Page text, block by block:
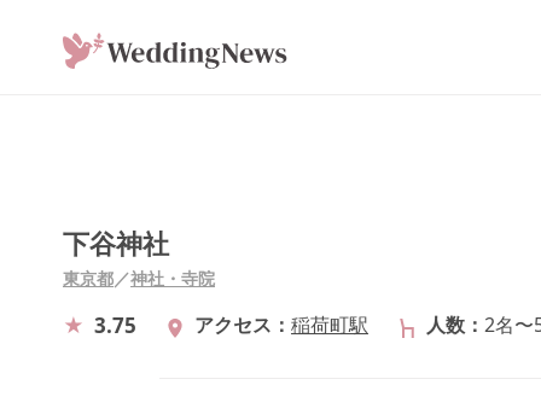
下谷神社
東京都／神社・寺院
3.75 アクセス 稲荷町駅 人数 2名〜